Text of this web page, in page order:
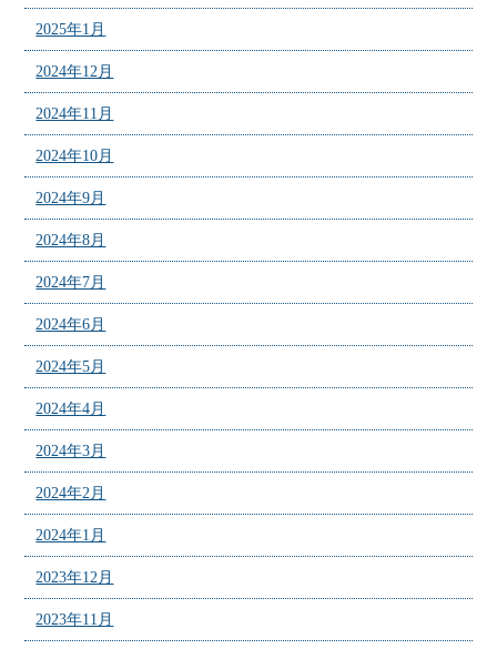
2025年1月
2024年12月
2024年11月
2024年10月
2024年9月
2024年8月
2024年7月
2024年6月
2024年5月
2024年4月
2024年3月
2024年2月
2024年1月
2023年12月
2023年11月